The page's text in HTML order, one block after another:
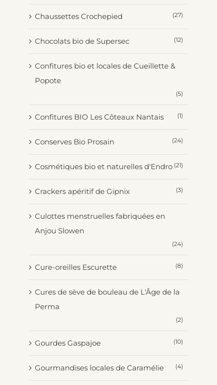
Chaussettes Crochepied (27)
Chocolats bio de Supersec (12)
Confitures bio et locales de Cueillette &
Popote
(5)
Confitures BIO Les Côteaux Nantais (1)
Conserves Bio Prosain (24)
Cosmétiques bio et naturelles d'Endro (21)
Crackers apéritif de Gipnix (3)
Culottes menstruelles fabriquées en
Anjou Slowen
(24)
Cure-oreilles Escurette (8)
Cures de sève de bouleau de L'Âge de la
Perma
(2)
Gourdes Gaspajoe (10)
Gourmandises locales de Caramélie (4)